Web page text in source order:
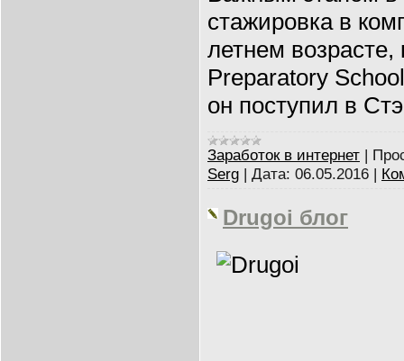
стажировка в
летнем возрасте,
Preparatory
он поступил в
Заработок в интернет |
Serg | Дата: 06.05.2016 |
Drugoi блог